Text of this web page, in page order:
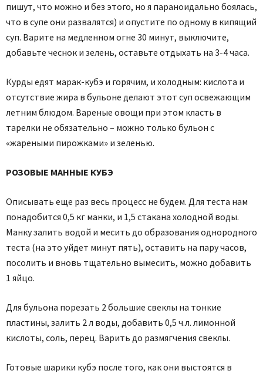
пишут, что можно и без этого, но я параноидально боялась,
что в супе они развалятся) и опустите по одному в кипящий
суп. Варите на медленном огне 30 минут, выключите,
добавьте чеснок и зелень, оставьте отдыхать на 3-4 часа.
Курды едят марак-кубэ и горячим, и холодным: кислота и
отсутствие жира в бульоне делают этот суп освежающим
летним блюдом. Вареные овощи при этом класть в
тарелки не обязательно – можно только бульон с
«жареными пирожками» и зеленью.
РОЗОВЫЕ МАННЫЕ КУБЭ
Описывать еще раз весь процесс не будем. Для теста нам
понадобится 0,5 кг манки, и 1,5 стакана холодной воды.
Манку залить водой и месить до образования однородного
теста (на это уйдет минут пять), оставить на пару часов,
посолить и вновь тщательно вымесить, можно добавить
1 яйцо.
Для бульона порезать 2 большие свеклы на тонкие
пластины, залить 2 л воды, добавить 0,5 ч.л. лимонной
кислоты, соль, перец. Варить до размягчения свеклы.
Готовые шарики кубэ после того, как они выстоятся в